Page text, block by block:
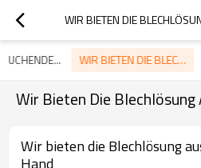
WIR BIETEN DIE
ZU UNTERSUCHENDE PRODUKTE WIR BIETEN DIE BLECHLÖSUNG AUS EINER HAND
Wir Bieten Die Blechlösung
Wir bieten die Blechlösung
Hand